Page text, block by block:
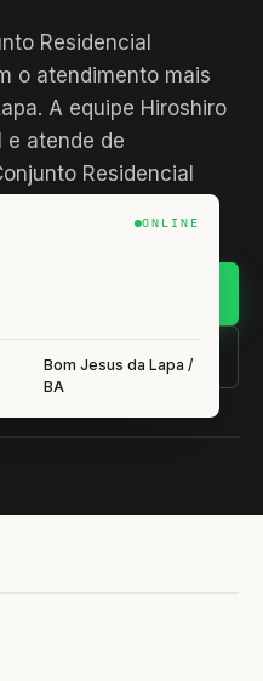
Residencial
o atendimento mais
A equipe Hiroshiro
e atende de
Residencial
8838
ONLINE
Bom Jesus da Lapa /
BA